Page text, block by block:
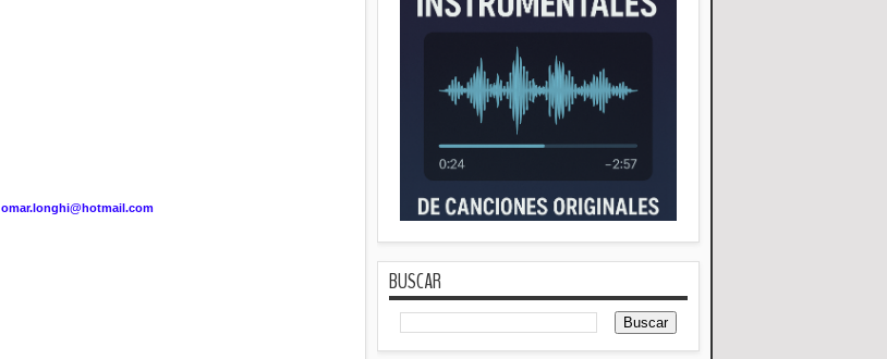
omar.longhi@hotmail.com
BUSCAR